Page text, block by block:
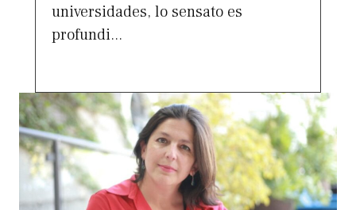
universidades, lo sensato es
profundi...